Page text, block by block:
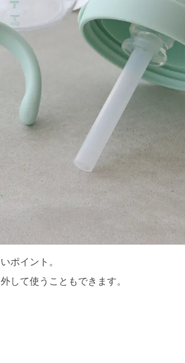
ポイント。
して使うこともできます。